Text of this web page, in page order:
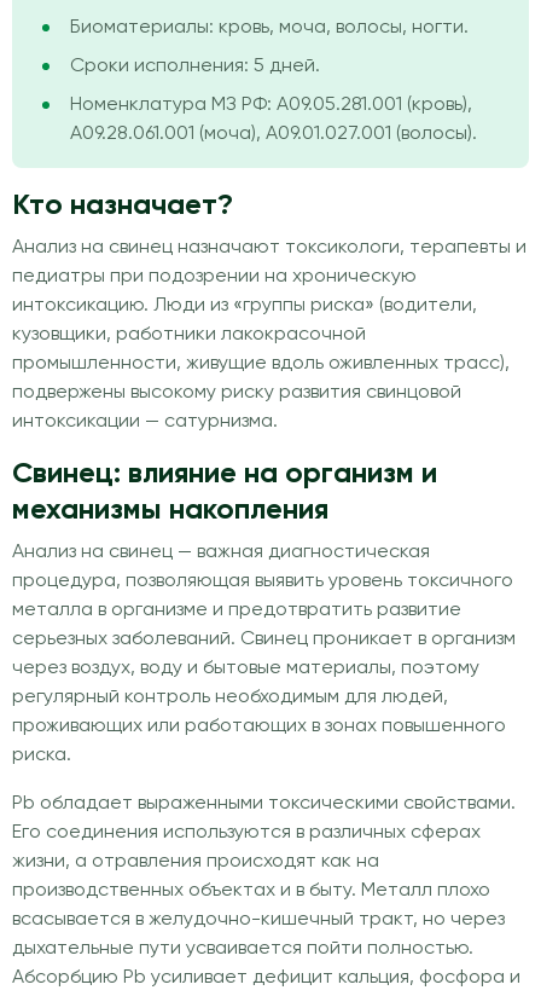
Биоматериалы: кровь, моча, волосы, ногти.
Сроки исполнения: 5 дней.
Номенклатура МЗ РФ: A09.05.281.001 (кровь),
A09.28.061.001 (моча), A09.01.027.001 (волосы).
Кто назначает?
Анализ на свинец назначают токсикологи, терапевты и
педиатры при подозрении на хроническую
интоксикацию. Люди из «группы риска» (водители,
кузовщики, работники лакокрасочной
промышленности, живущие вдоль оживленных трасс),
подвержены высокому риску развития свинцовой
интоксикации — сатурнизма.
Свинец: влияние на организм и
механизмы накопления
Анализ на свинец — важная диагностическая
процедура, позволяющая выявить уровень токсичного
металла в организме и предотвратить развитие
серьезных заболеваний. Свинец проникает в организм
через воздух, воду и бытовые материалы, поэтому
регулярный контроль необходимым для людей,
проживающих или работающих в зонах повышенного
риска.
Pb обладает выраженными токсическими свойствами.
Его соединения используются в различных сферах
жизни, а отравления происходят как на
производственных объектах и в быту. Металл плохо
всасывается в желудочно-кишечный тракт, но через
дыхательные пути усваивается пойти полностью.
Абсорбцию Pb усиливает дефицит кальция, фосфора и